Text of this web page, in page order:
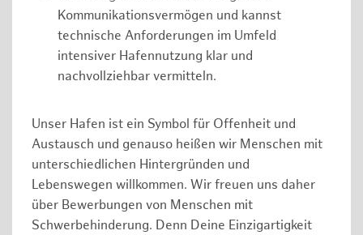
Kommunikationsvermögen und kannst
technische Anforderungen im Umfeld
intensiver Hafennutzung klar und
nachvollziehbar vermitteln.
Unser Hafen ist ein Symbol für Offenheit und
Austausch und genauso heißen wir Menschen mit
unterschiedlichen Hintergründen und
Lebenswegen willkommen. Wir freuen uns daher
über Bewerbungen von Menschen mit
Schwerbehinderung. Denn Deine Einzigartigkeit